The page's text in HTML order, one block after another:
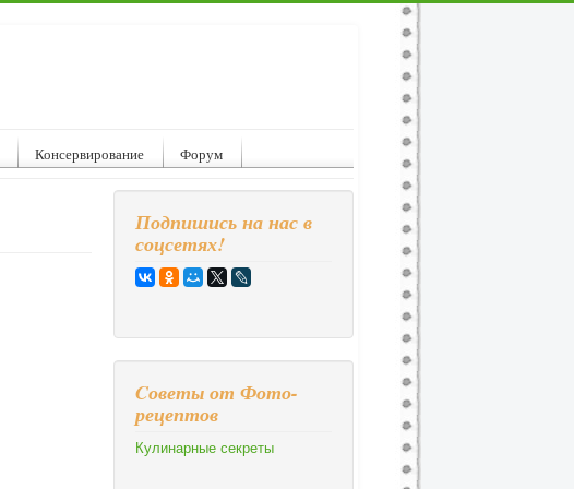
Консервирование Форум
Подпишись на нас в
соцсетях!
Cоветы от Фото-
рецептов
Кулинарные секреты